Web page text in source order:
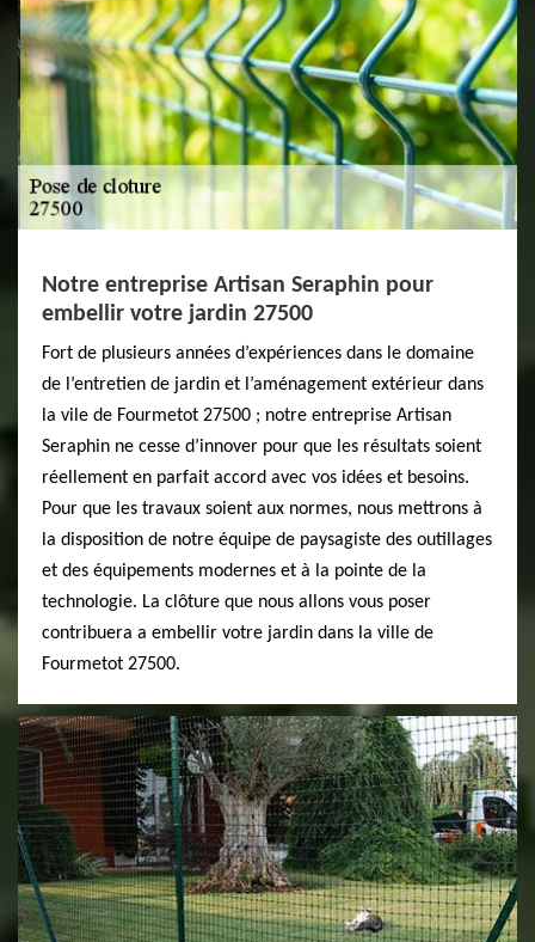
Notre entreprise Artisan Seraphin pour
embellir votre jardin 27500
Fort de plusieurs années d’expériences dans le domaine
de l’entretien de jardin et l’aménagement extérieur dans
la vile de Fourmetot 27500 ; notre entreprise Artisan
Seraphin ne cesse d’innover pour que les résultats soient
réellement en parfait accord avec vos idées et besoins.
Pour que les travaux soient aux normes, nous mettrons à
la disposition de notre équipe de paysagiste des outillages
et des équipements modernes et à la pointe de la
technologie. La clôture que nous allons vous poser
contribuera a embellir votre jardin dans la ville de
Fourmetot 27500.